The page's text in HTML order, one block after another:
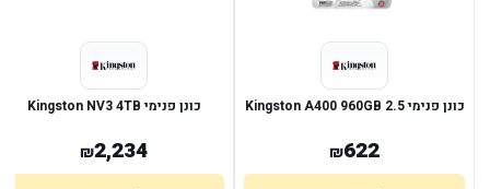
כונן פנימי 2.5 Kingston A400 960GB
₪622
כונן פנימי Kingston NV3 4TB
₪2,234